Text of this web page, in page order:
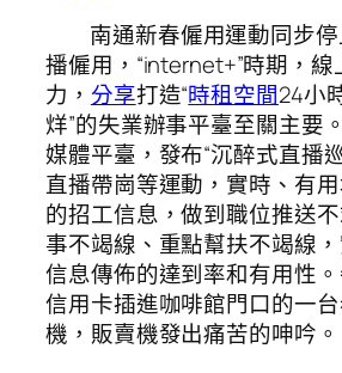
南通新春僱用運動同步
播僱用，“internet+”時期，
力， 分享打造“時租空間24小
烊”的失業辦事平臺至關主要
媒體平臺，發布“沉醉式直播
直播帶崗等運動，實時、有
的招工信息，做到職位推送
事不竭線、重點幫扶不竭線
信息傳佈的達到率和有用性
信用卡插進咖啡館門口的一
機，販賣機發出痛苦的呻吟。